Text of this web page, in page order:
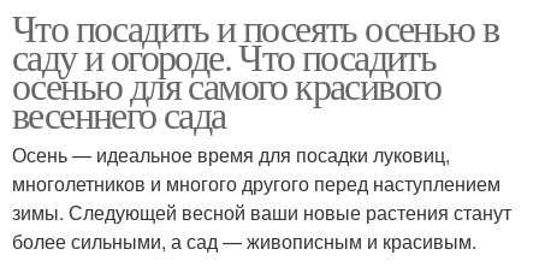
Что посадить и посеять осенью в
саду и огороде. Что посадить
осенью для самого красивого
весеннего сада
Осень — идеальное время для посадки луковиц,
многолетников и многого другого перед наступлением
зимы. Следующей весной ваши новые растения станут
более сильными, а сад — живописным и красивым.